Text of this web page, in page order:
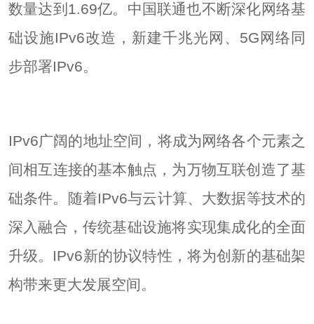
数量达到1.69亿。中国联通也不断深化网络基
础设施IPv6改造，新建千兆光网、5G网络同
步部署IPv6。
IPv6广阔的地址空间，将成为网络各个元素之
间相互连接的基本触点，为万物互联创造了基
础条件。随着IPv6与云计算、大数据等技术的
深入融合，传统基础设施将实现集成化的全面
升级。IPv6新的协议特性，将为创新的基础架
构带来更大发展空间。